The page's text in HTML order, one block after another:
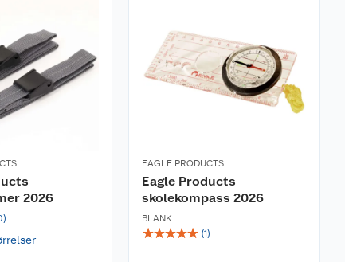
2026
)
EAGLE PRODUCTS
Eagle Products
skolekompass 2026
BLANK
☆☆☆☆☆ (1)